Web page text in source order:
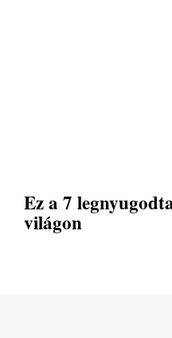
Ez a 7
világon